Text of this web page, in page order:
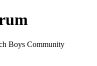
Boys Community